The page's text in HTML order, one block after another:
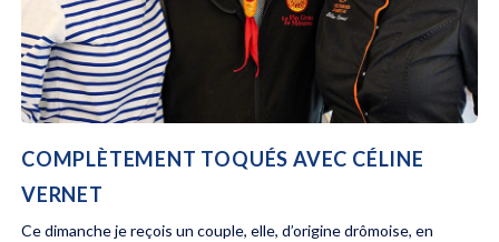
COMPLÈTEMENT TOQUÉS AVEC CÉLINE
VERNET
Ce dimanche je reçois un couple, elle, d’origine drômoise, en